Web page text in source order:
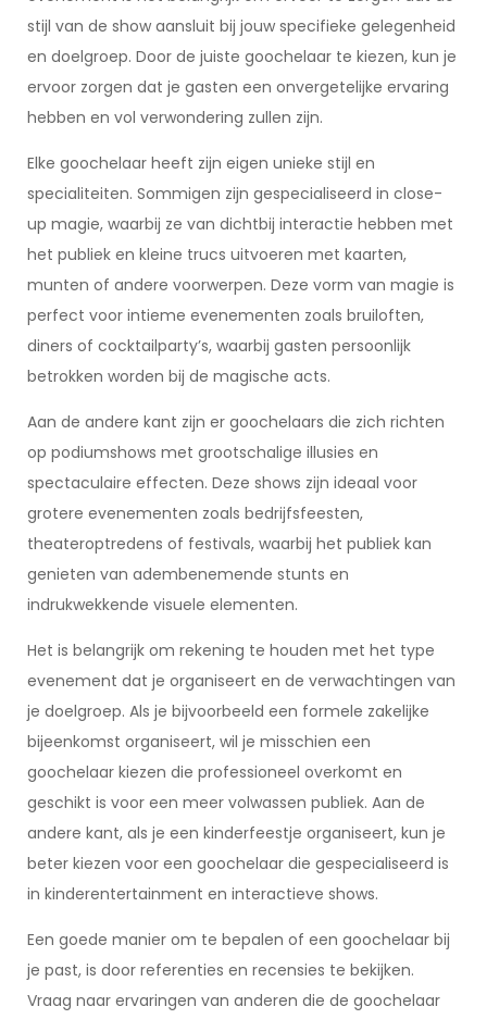
stijl van de show aansluit bij jouw specifieke gelegenheid
en doelgroep. Door de juiste goochelaar te kiezen, kun je
ervoor zorgen dat je gasten een onvergetelijke ervaring
hebben en vol verwondering zullen zijn.
Elke goochelaar heeft zijn eigen unieke stijl en
specialiteiten. Sommigen zijn gespecialiseerd in close-
up magie, waarbij ze van dichtbij interactie hebben met
het publiek en kleine trucs uitvoeren met kaarten,
munten of andere voorwerpen. Deze vorm van magie is
perfect voor intieme evenementen zoals bruiloften,
diners of cocktailparty’s, waarbij gasten persoonlijk
betrokken worden bij de magische acts.
Aan de andere kant zijn er goochelaars die zich richten
op podiumshows met grootschalige illusies en
spectaculaire effecten. Deze shows zijn ideaal voor
grotere evenementen zoals bedrijfsfeesten,
theateroptredens of festivals, waarbij het publiek kan
genieten van adembenemende stunts en
indrukwekkende visuele elementen.
Het is belangrijk om rekening te houden met het type
evenement dat je organiseert en de verwachtingen van
je doelgroep. Als je bijvoorbeeld een formele zakelijke
bijeenkomst organiseert, wil je misschien een
goochelaar kiezen die professioneel overkomt en
geschikt is voor een meer volwassen publiek. Aan de
andere kant, als je een kinderfeestje organiseert, kun je
beter kiezen voor een goochelaar die gespecialiseerd is
in kinderentertainment en interactieve shows.
Een goede manier om te bepalen of een goochelaar bij
je past, is door referenties en recensies te bekijken.
Vraag naar ervaringen van anderen die de goochelaar